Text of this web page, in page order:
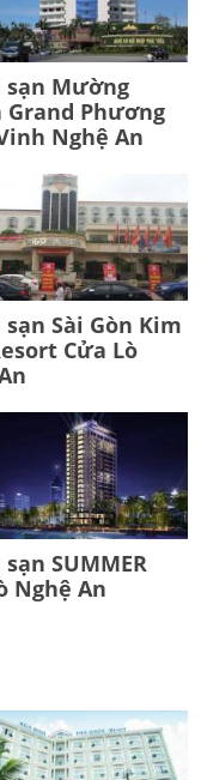
sạn Mường
Grand Phương
Nghệ An
sạn Sài Gòn Kim
Cửa Lò
SUMMER
Nghệ An